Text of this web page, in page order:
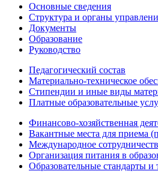
Основные сведения
Структура и органы
Документы
Образование
Руководство
Педагогический состав
Материально-техническое
Стипендии и иные виды
Платные образовательные
Финансово-хозяйственная
Вакантные места для приема
Международное
Организация питания в
Образовательные стандарты и